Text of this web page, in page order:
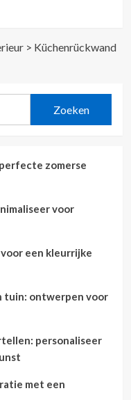
> Küchenrückwand
zomerse
voor
een kleurrijke
tuin: ontwerpen voor
personaliseer
met een